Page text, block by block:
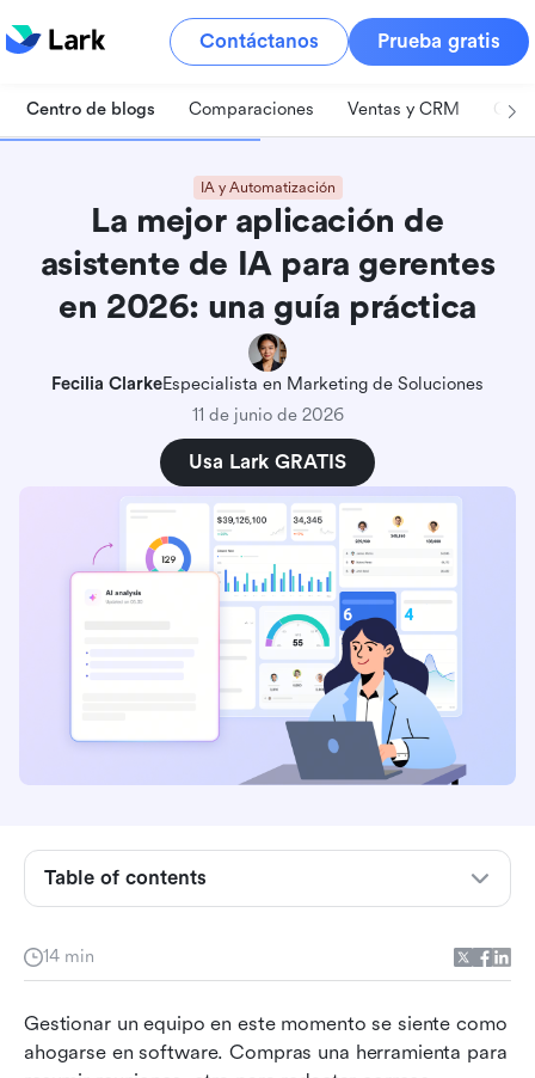
Contáctanos Prueba gratis
Centro de blogs Comparaciones Ventas y CRM
IA y Automatización
La mejor aplicación de
asistente de IA para gerentes
en 2026: una guía práctica
Fecilia ClarkeEspecialista en Marketing de Soluciones
11 de junio de 2026
Usa Lark GRATIS
14 min
Gestionar un equipo en este momento se siente como
ahogarse en software. Compras una herramienta para
Table of contents
¿Qué es lo que realmente hace que una buena
Una rápida visión general de las principales
Las mejores aplicaciones de asistente de IA